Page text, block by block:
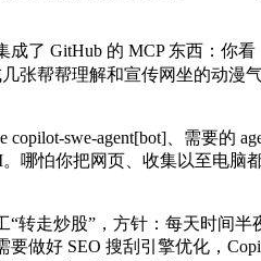
了 GitHub 的 MCP 东西：你
张帮帮理解和宣传网坐的动漫
swe-agent[bot]、需要的
哪怕你把网页、收集以至电脑
走炒股”，方针：每天时间半
做好 SEO 搜刮引擎优化，